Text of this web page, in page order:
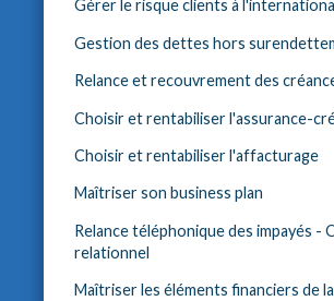
Gérer le risque clients à l'international
Gestion des dettes hors
Relance et recouvrement des
Choisir et rentabiliser l'assurance-
Choisir et rentabiliser l'affacturage
Maîtriser son business plan
Relance téléphonique des impayés -
relationnel
Maîtriser les éléments financiers de la